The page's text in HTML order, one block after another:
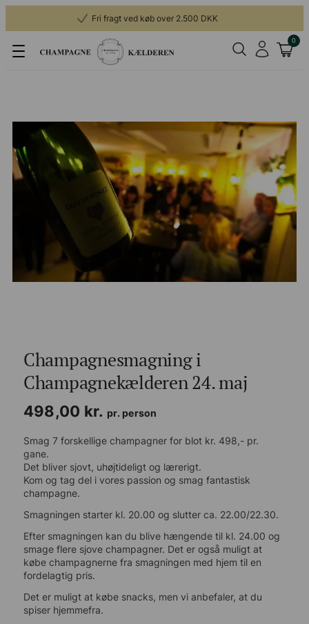
Fri fragt ved køb over 2.500 DKK
0
Champagnesmagning i
Champagnekælderen 24. maj
498,00 kr. pr. person
Smag 7 forskellige champagner for blot kr. 498,- pr.
gane.
Det bliver sjovt, uhøjtideligt og lærerigt.
Kom og tag del i vores passion og smag fantastisk
champagne.
Smagningen starter kl. 20.00 og slutter ca. 22.00/22.30.
Efter smagningen kan du blive hængende til kl. 24.00 og
smage flere sjove champagner. Det er også muligt at
købe champagnerne fra smagningen med hjem til en
fordelagtig pris.
Det er muligt at købe snacks, men vi anbefaler, at du
spiser hjemmefra.